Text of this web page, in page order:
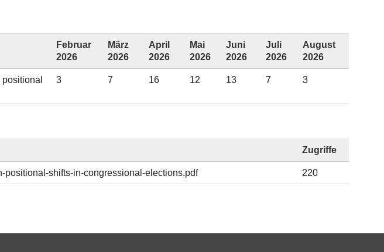
Februar
2026
März
2026
April
2026
Mai
2026
Juni
2026
Juli
2026
August
2026
3 7 16 12 13 7 3
Zugriffe
positional-shifts-in-congressional-elections.pdf 220